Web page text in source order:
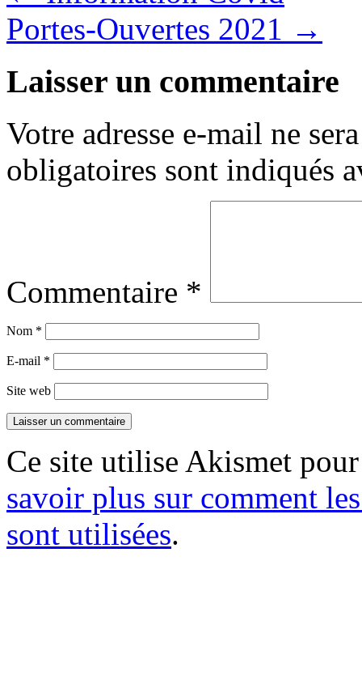
Portes-Ouvertes 2021 →
Laisser un commentaire
Votre adresse e-mail ne
obligatoires sont indiqués
Commentaire *
Nom *
E-mail *
Site web
Ce site utilise Akismet
savoir plus sur comment
sont utilisées.